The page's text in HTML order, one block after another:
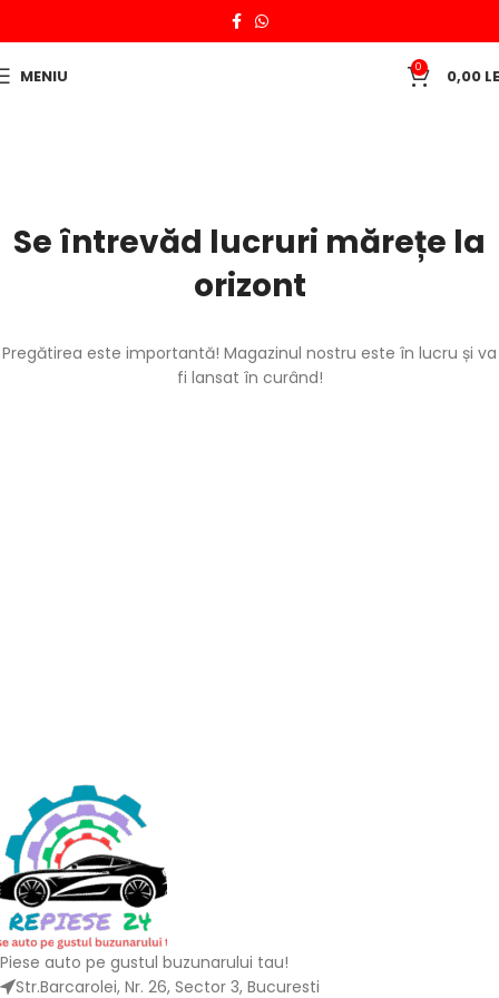
MENIU 0 0,00
Se întrevăd lucruri mărețe la
orizont
Pregătirea este importantă! Magazinul nostru este în lucru și va
fi lansat în curând!
Piese auto pe gustul buzunarului tau!
Str.Barcarolei, Nr. 26, Sector 3, Bucuresti